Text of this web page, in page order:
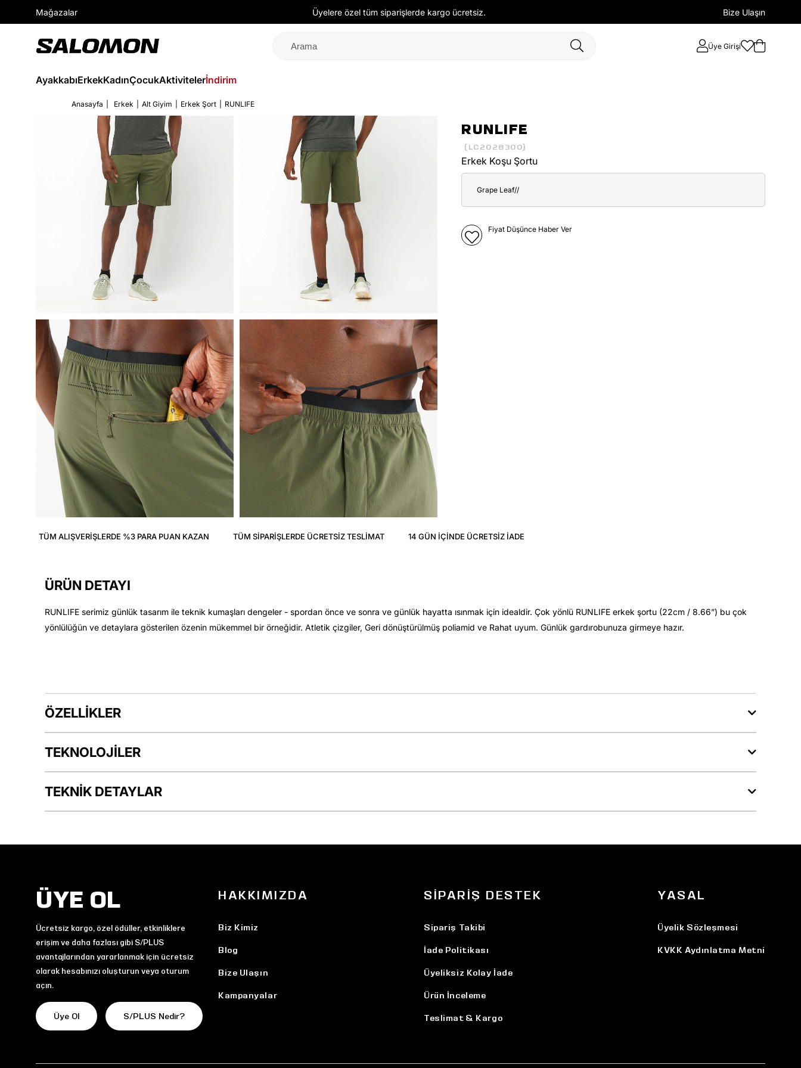
Mağazalar Üyelere özel tüm siparişlerde kargo ücretsiz. Bize Ulaşın
Üye Girişi
AyakkabıErkekKadınÇocukAktivitelerİndirim
Anasayfa Erkek Alt Giyim Erkek Şort RUNLIFE
RUNLIFE
(LC2028300)
Erkek Koşu Şortu
Grape Leaf//
Fiyat Düşünce Haber Ver
TÜM ALIŞVERIŞLERDE %3 PARA PUAN KAZAN TÜM SIPARIŞLERDE ÜCRETSIZ TESLIMAT 14 GÜN IÇINDE ÜCRETSIZ IADE
ÜRÜN DETAYI
RUNLIFE serimiz günlük tasarım ile teknik kumaşları dengeler - spordan önce ve sonra ve günlük hayatta ısınmak için idealdir. Çok yönlü RUNLIFE erkek şortu (22cm / 8.66”) bu çok
yönlülüğün ve detaylara gösterilen özenin mükemmel bir örneğidir. Atletik çizgiler, Geri dönüştürülmüş poliamid ve Rahat uyum. Günlük gardırobunuza girmeye hazır.
ÖZELLİKLER
TEKNOLOJİLER
TEKNİK DETAYLAR
ÜYE OL
Ücretsiz kargo, özel ödüller, etkinliklere
erişim ve daha fazlası gibi S/PLUS
avantajlarından yararlanmak için ücretsiz
olarak hesabınızı oluşturun veya oturum
açın.
Üye Ol S/PLUS Nedir?
HAKKIMIZDA
Biz Kimiz
Blog
Bize Ulaşın
Kampanyalar
SIPARIŞ DESTEK
Sipariş Takibi
İade Politikası
Üyeliksiz Kolay İade
Ürün İnceleme
Teslimat & Kargo
YASAL
Üyelik Sözleşmesi
KVKK Aydınlatma Metni